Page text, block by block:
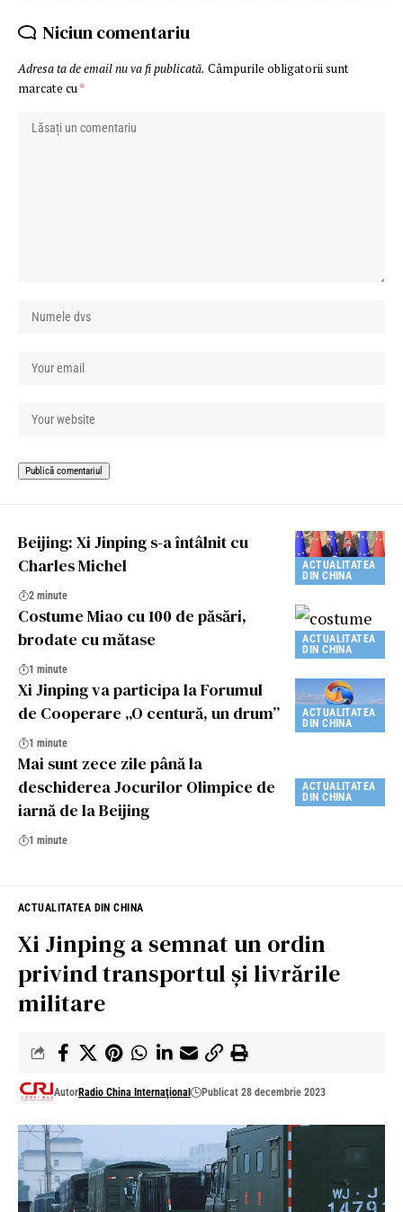
Niciun comentariu
Adresa ta de email nu va fi publicată. Câmpurile obligatorii sunt
marcate cu*
ACTUALITATEA
DIN CHINA
Beijing: Xi Jinping s-a întâlnit cu
Charles Michel
2 minute
ACTUALITATEA
DIN CHINA
Costume Miao cu 100 de păsări,
brodate cu mătase
1 minute
ACTUALITATEA
DIN CHINA
Xi Jinping va participa la Forumul
de Cooperare „O centură, un drum”
1 minute
ACTUALITATEA
DIN CHINA
Mai sunt zece zile până la
deschiderea Jocurilor Olimpice de
iarnă de la Beijing
1 minute
ACTUALITATEA DIN CHINA
Xi Jinping a semnat un ordin
privind transportul și livrările
militare
AutorRadio China Internaţional Publicat 28 decembrie 2023